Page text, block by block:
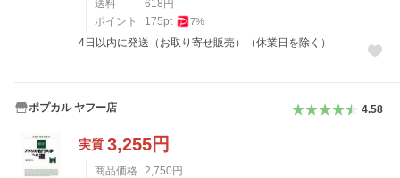
送料
618 円
ポイント
175pt 7%
4日以内に発送（お取り寄せ販売）（休業日を除く）
ポプカル ヤフー店 4.58
実質 3,255円
商品価格 2,750 円